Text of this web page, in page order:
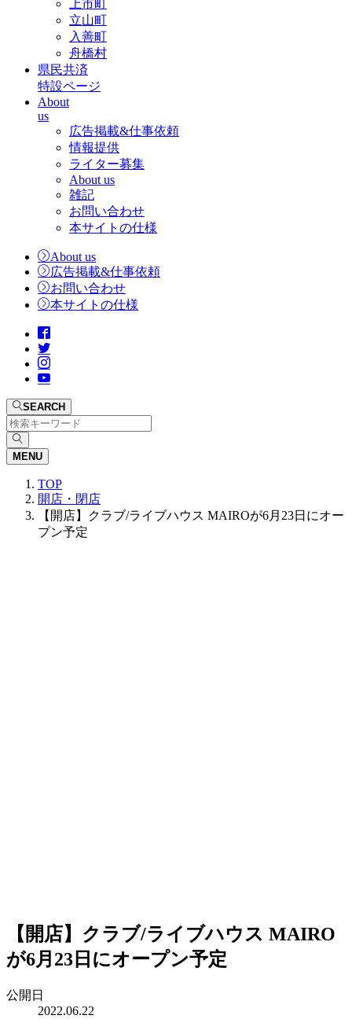
上市町
立山町
入善町
舟橋村
県民共済
特設ページ
About
us
広告掲載&仕事依頼
情報提供
ライター募集
About us
雑記
お問い合わせ
本サイトの仕様
About us
広告掲載&仕事依頼
お問い合わせ
本サイトの仕様
SEARCH
MENU
TOP
開店・閉店
【開店】クラブ/ライブハウス MAIROが6月23日にオー
プン予定
【開店】クラブ/ライブハウス MAIRO
が6月23日にオープン予定
公開日
2022.06.22